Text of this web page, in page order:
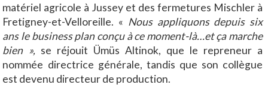
matériel agricole à Jussey et des fermetures Mischler à
Fretigney-et-Velloreille. « Nous appliquons depuis six
ans le business plan conçu à ce moment-là…et ça marche
bien », se réjouit Ümüs Altinok, que le repreneur a
nommée directrice générale, tandis que son collègue
est devenu directeur de production.